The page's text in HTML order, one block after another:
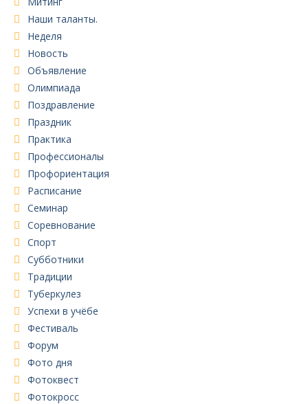
Наши таланты.
Неделя
Новость
Объявление
Олимпиада
Поздравление
Праздник
Практика
Профессионалы
Профориентация
Расписание
Семинар
Соревнование
Спорт
Субботники
Традиции
Туберкулез
Успехи в учёбе
Фестиваль
Форум
Фото дня
Фотоквест
Фотокросс